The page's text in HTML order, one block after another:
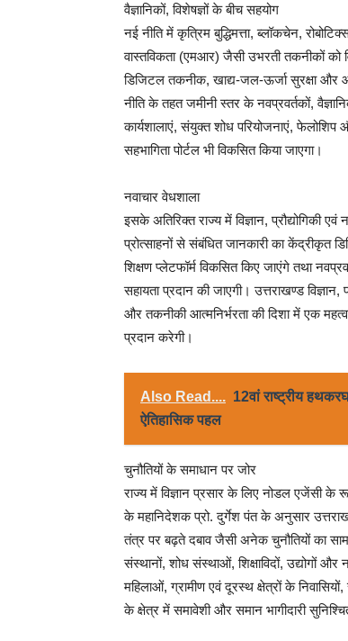
वैज्ञानिकों, विशेषज्ञों के बीच सहयोग
नई नीति में कृत्रिम बुद्धिमत्ता, ब्लॉकचेन,
वास्तविकता (एमआर) जैसी उभरती तकनीकों को
डिजिटल तकनीक, खाद्य-जल-ऊर्जा सुरक्षा और
नीति के तहत जमीनी स्तर के नवप्रवर्तकों,
कार्यशालाएं, संयुक्त शोध परियोजनाएं, फेलोशिप
सहभागिता पोर्टल भी विकसित किया जाएगा।
नवाचार वेधशाला
इसके अतिरिक्त राज्य में विज्ञान, प्रौद्योगिकी
प्रोत्साहनों से संबंधित जानकारी का केंद्रीकृत
शिक्षण प्लेटफॉर्म विकसित किए जाएंगे तथा
सहायता प्रदान की जाएगी। उत्तराखण्ड
और तकनीकी आत्मनिर्भरता की दिशा में एक
प्रदान करेगी।
Also Read.... 12वां राष्ट्रीय
ऐतिहासिक पहल
चुनौतियों के समाधान पर जोर
राज्य में विज्ञान प्रसार के लिए नोडल एजेंसी के
के महानिदेशक प्रो. दुर्गेश पंत के अनुसार
तंत्र पर बढ़ते दबाव जैसी अनेक चुनौतियों का
संस्थानों, शोध संस्थाओं, शिक्षाविदों, उद्योगों
महिलाओं, ग्रामीण एवं दूरस्थ क्षेत्रों के
के क्षेत्र में समावेशी और समान भागीदारी